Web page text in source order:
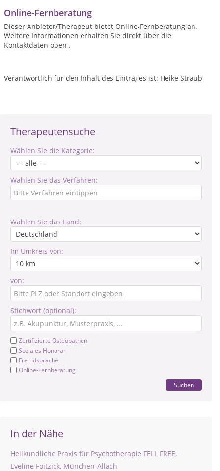
Therapeutensuche
Wählen Sie die Kategorie:
Wählen Sie das Verfahren:
Wählen Sie das Land:
Im Umkreis von:
von:
Stichwort (optional):
Zertifizierte Osteopathen
Soziales Honorar
Fremdsprache
Online-Fernberatung
Suchen
In der Nähe
Heilkundliche Praxis für Psychotherapie FELL FREE,
Eveline Foitzick, München-Allach
Online-Fernberatung
Dieser Anbieter/Therapeut bietet Online-Fernberatung an.
Weitere Informationen erhalten Sie direkt über die
Kontaktdaten oben .
Verantwortlich für den Inhalt des Eintrages ist: Heike Straub